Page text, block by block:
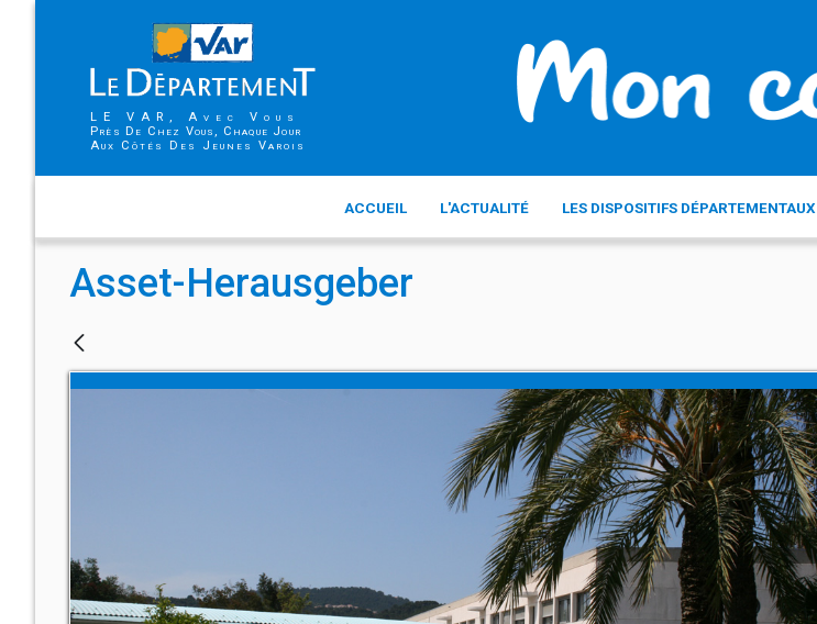
LE VAR, Avec Vous
Près De Chez Vous, Chaque Jour
Aux Côtés Des Jeunes Varois
ACCUEIL L'ACTUALITÉ LES DISPOSITIFS DÉPARTEMENTAUX
Asset-Herausgeber